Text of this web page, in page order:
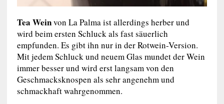
Tea Weinvon La Palma ist allerdings herber und
wird beim ersten Schluck als fast säuerlich
empfunden. Es gibt ihn nur in der Rotwein-Version.
Mit jedem Schluck und neuem Glas mundet der Wein
immer besser und wird erst langsam von den
Geschmacksknospen als sehr angenehm und
schmackhaft wahrgenommen.